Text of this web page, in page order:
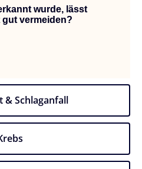
& Schlaganfall
wurde, lässt
vermeiden?